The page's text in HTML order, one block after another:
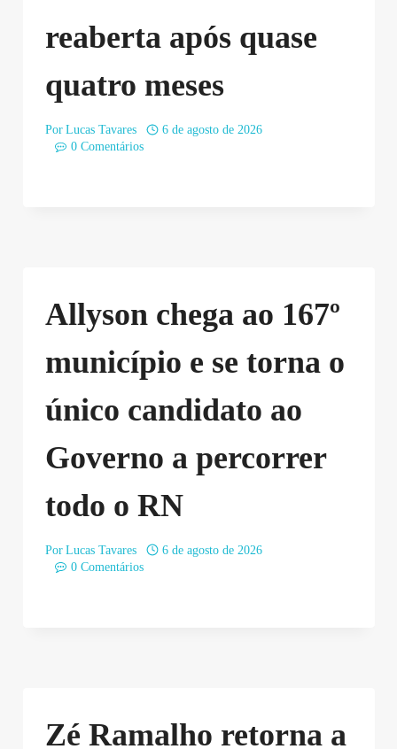
reaberta após quase
quatro meses
Por Lucas Tavares
6 de agosto de 2026
0 Comentários
Allyson chega ao 167º
município e se torna o
único candidato ao
Governo a percorrer
todo o RN
Por Lucas Tavares
6 de agosto de 2026
0 Comentários
Zé Ramalho retorna a